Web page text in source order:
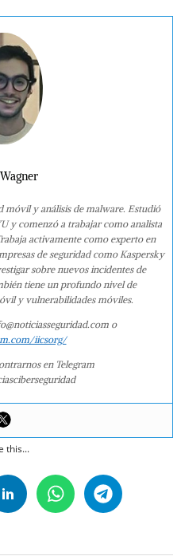
móvil y análisis de malware. Estudió
y comenzó a trabajar como analista
activamente como experto en
de seguridad como Kaspersky
sobre nuevos incidentes de
tiene un profundo nivel de
y vulnerabilidades móviles.
o
iicsorg/
en Telegram
this...